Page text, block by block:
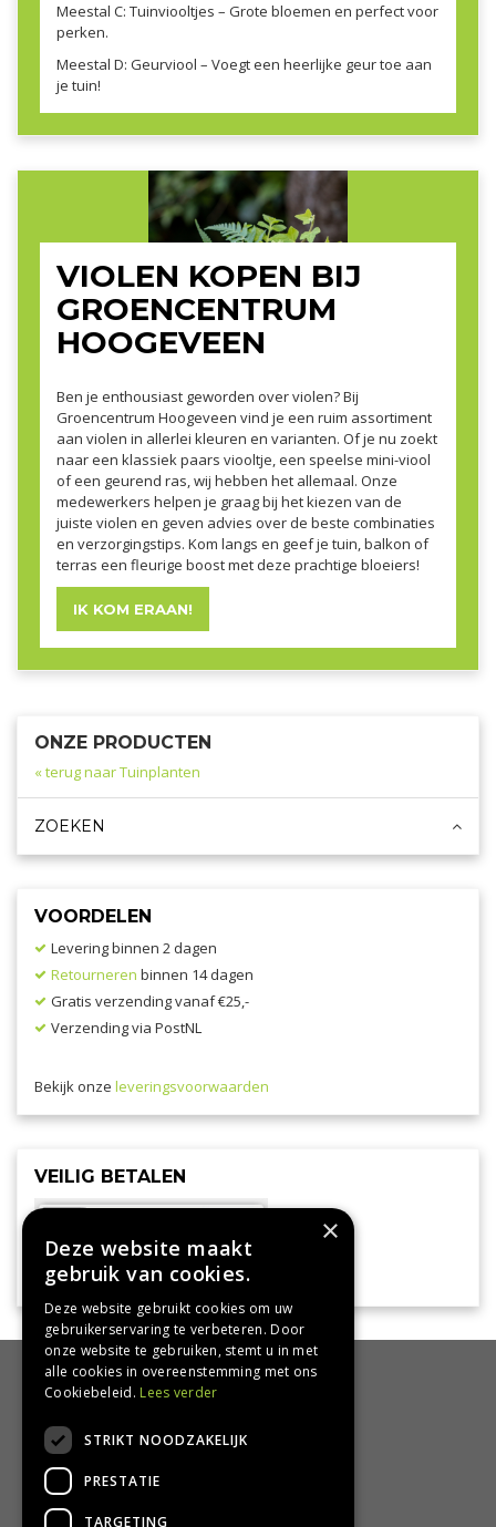
Meestal C: Tuinviooltjes – Grote bloemen en perfect voor
perken.
Meestal D: Geurviool – Voegt een heerlijke geur toe aan
je tuin!
VIOLEN KOPEN BIJ
GROENCENTRUM
HOOGEVEEN
Ben je enthousiast geworden over violen? Bij
Groencentrum Hoogeveen vind je een ruim assortiment
aan violen in allerlei kleuren en varianten. Of je nu zoekt
naar een klassiek paars viooltje, een speelse mini-viool
of een geurend ras, wij hebben het allemaal. Onze
medewerkers helpen je graag bij het kiezen van de
juiste violen en geven advies over de beste combinaties
en verzorgingstips. Kom langs en geef je tuin, balkon of
terras een fleurige boost met deze prachtige bloeiers!
IK KOM ERAAN!
ONZE PRODUCTEN
« terug naar Tuinplanten
ZOEKEN
VOORDELEN
Levering binnen 2 dagen
Retourneren binnen 14 dagen
Gratis verzending vanaf €25,-
Verzending via PostNL
Bekijk onze leveringsvoorwaarden
VEILIG BETALEN
HANDIG
Bezorgen en afhalen
Algemene voorwaarden
Privacy Policy
×
Deze website maakt
gebruik van cookies.
Deze website gebruikt cookies om uw
gebruikerservaring te verbeteren. Door
onze website te gebruiken, stemt u in met
alle cookies in overeenstemming met ons
Cookiebeleid. Lees verder
STRIKT NOODZAKELIJK
PRESTATIE
TARGETING